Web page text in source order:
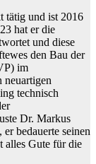
tätig und ist 2016
hat er die
und diese
den Bau der
im
neuartigen
technisch
Dr. Markus
bedauerte seinen
alles Gute für die